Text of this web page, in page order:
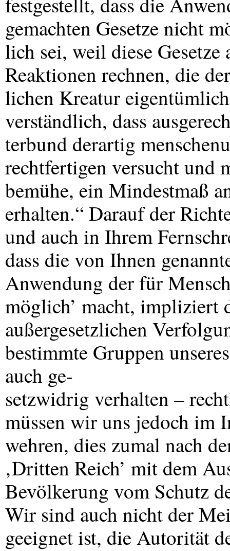
gemachten Gesetze nicht
lich sei, weil diese
Reaktionen rechnen, die
lichen Kreatur
verständlich, dass
terbund derartig
rechtfertigen versucht und
bemühe, ein Mindestmaß
erhalten.“ Darauf der
und auch in Ihrem
dass die von Ihnen
Anwendung der für
möglich’ macht, impliziert
außergesetzlichen
bestimmte Gruppen
auch ge-
setzwidrig verhalten –
müssen wir uns jedoch im
wehren, dies zumal nach
‚Dritten Reich’ mit dem
Bevölkerung vom Schutz
Wir sind auch nicht der
geeignet ist, die Autorität